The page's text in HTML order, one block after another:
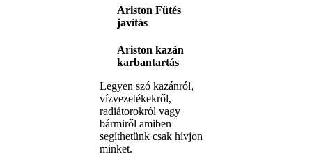
Ariston Fűtés
javítás
Ariston kazán
karbantartás
Legyen szó kazánról,
vízvezetékekről,
radiátorokról vagy
bármiről amiben
segíthetünk csak hívjon
minket.